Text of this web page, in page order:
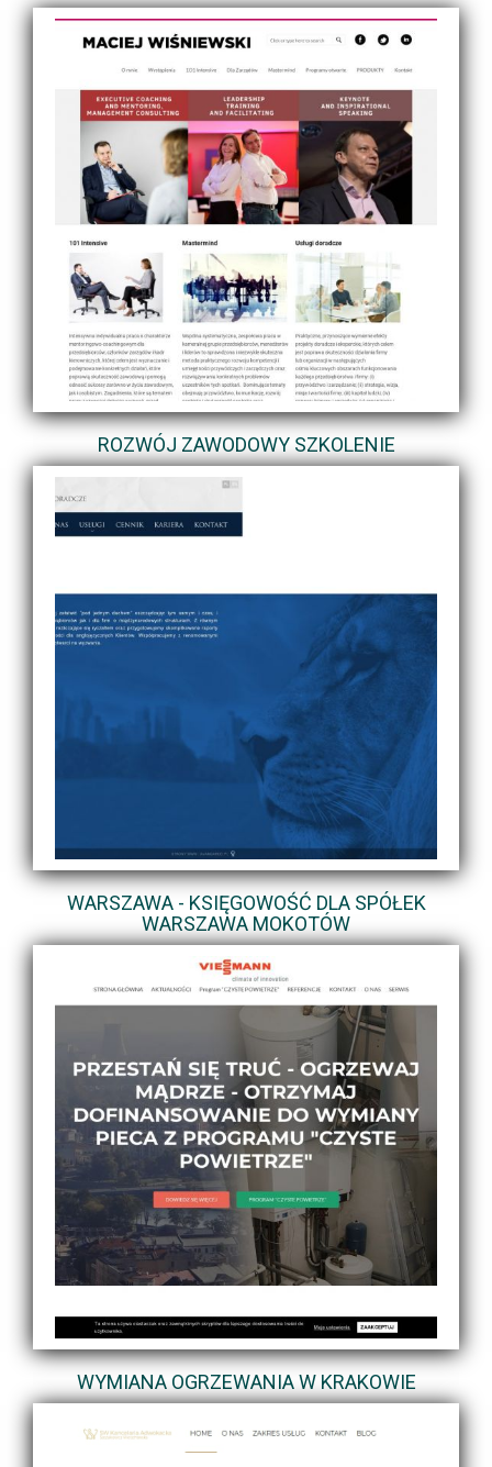
ROZWÓJ ZAWODOWY SZKOLENIE
WARSZAWA - KSIĘGOWOŚĆ DLA SPÓŁEK
WARSZAWA MOKOTÓW
WYMIANA OGRZEWANIA W KRAKOWIE